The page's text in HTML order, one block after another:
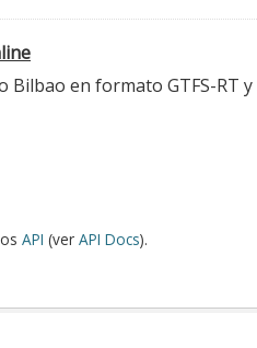
en formato GTFS-RT y
API (ver API Docs).